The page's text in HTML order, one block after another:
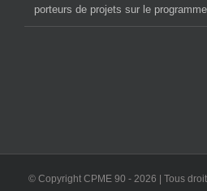
porteurs de projets sur le
© Copyright CPME 90 - 2026 | Tous